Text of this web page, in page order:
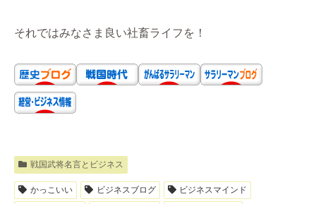
それではみなさま良い社畜ライフを！
戦国武将名言とビジネス
かっこいい ビジネスブログ
ビジネスマインド